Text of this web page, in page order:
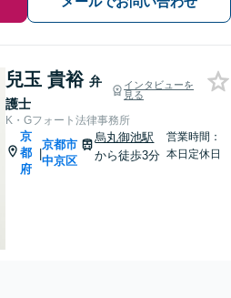
兒玉 貴裕 弁
護士
インタビューを
見る
K・Gフォート法律事務所
京
都
府
|
京都市
中京区
烏丸御池駅
から徒歩3分
営業時間：
本日定休日